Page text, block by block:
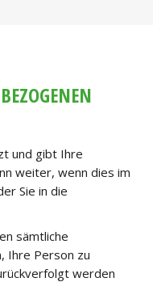
und gibt Ihre
weiter, wenn dies im
Sie in die
sämtliche
Ihre Person zu
werden